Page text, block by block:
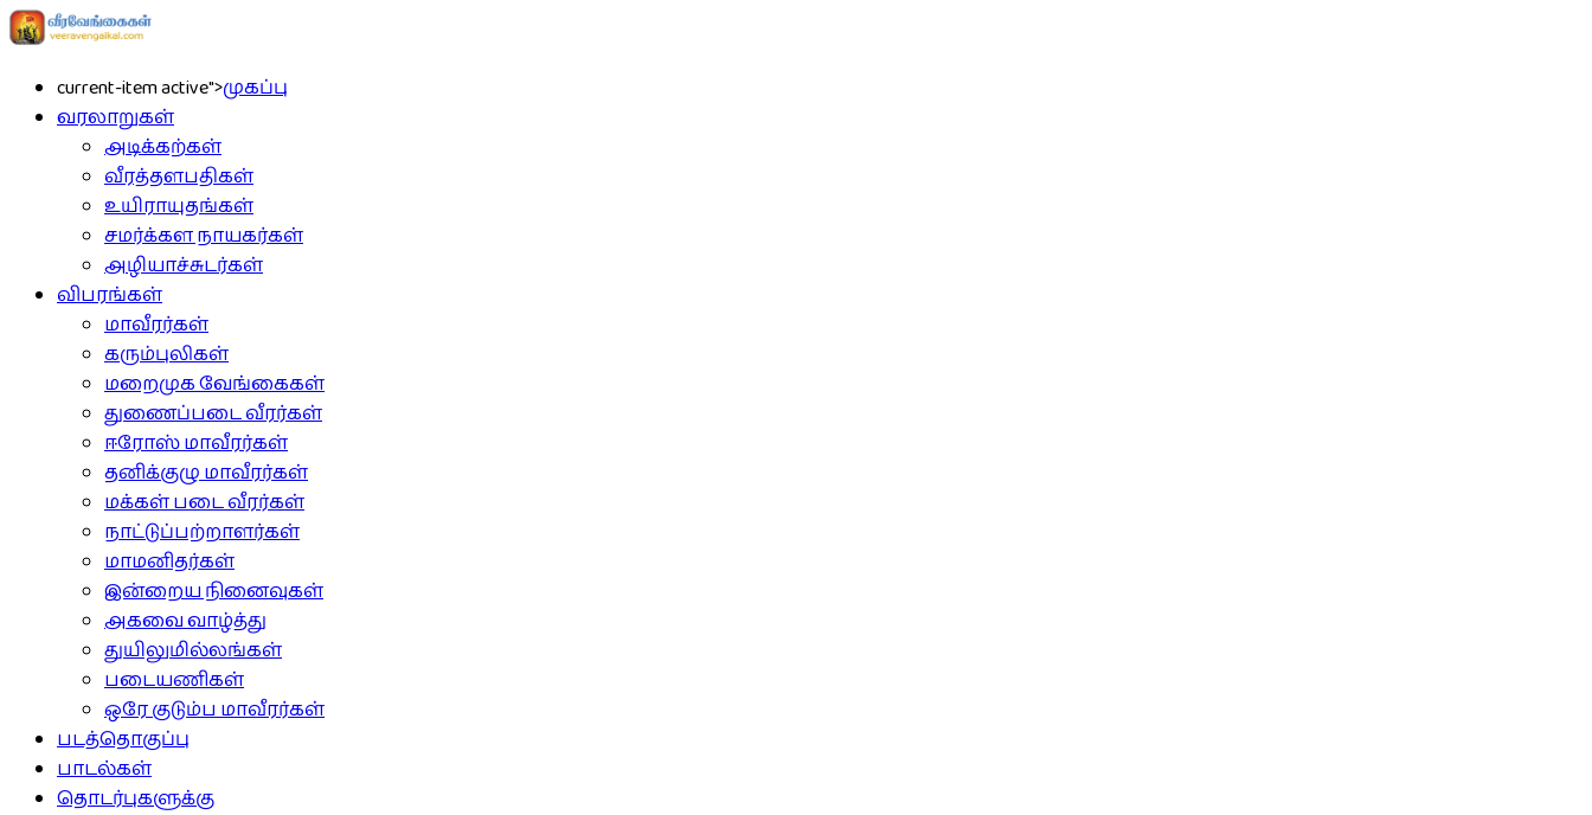
current-item active">முகப்பு
வரலாறுகள்
அடிக்கற்கள்
வீரத்தளபதிகள்
உயிராயுதங்கள்
சமர்க்கள நாயகர்கள்
அழியாச்சுடர்கள்
விபரங்கள்
மாவீரர்கள்
கரும்புலிகள்
மறைமுக வேங்கைகள்
துணைப்படை வீரர்கள்
ஈரோஸ் மாவீரர்கள்
தனிக்குழு மாவீரர்கள்
மக்கள் படை வீரர்கள்
நாட்டுப்பற்றாளர்கள்
மாமனிதர்கள்
இன்றைய நினைவுகள்
அகவை வாழ்த்து
துயிலுமில்லங்கள்
படையணிகள்
ஒரே குடும்ப மாவீரர்கள்
படத்தொகுப்பு
பாடல்கள்
தொடர்புகளுக்கு